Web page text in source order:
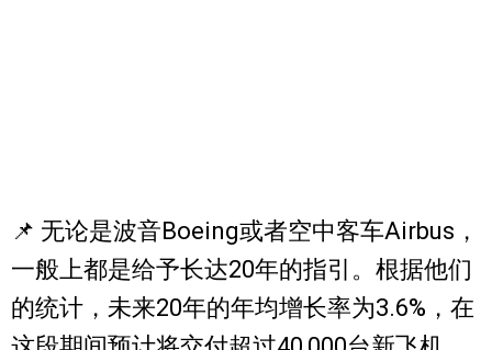
📌 无论是波音Boeing或者空中客车Airbus，
一般上都是给予长达20年的指引。根据他们
的统计，未来20年的年均增长率为3.6%，在